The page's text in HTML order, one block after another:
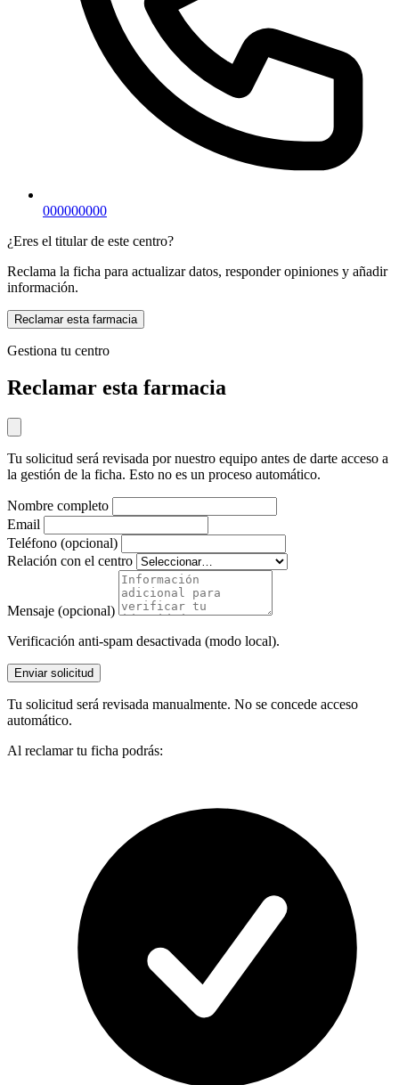
000000000
¿Eres el titular de este centro?
Reclama la ficha para actualizar datos, responder opiniones y añadir
información.
Reclamar esta farmacia
Gestiona tu centro
Reclamar esta farmacia
Tu solicitud será revisada por nuestro equipo antes de darte acceso a
la gestión de la ficha. Esto no es un proceso automático.
Nombre completo
Email
Teléfono (opcional)
Relación con el centro
Mensaje (opcional)
Verificación anti-spam desactivada (modo local).
Enviar solicitud
Tu solicitud será revisada manualmente. No se concede acceso
automático.
Al reclamar tu ficha podrás: